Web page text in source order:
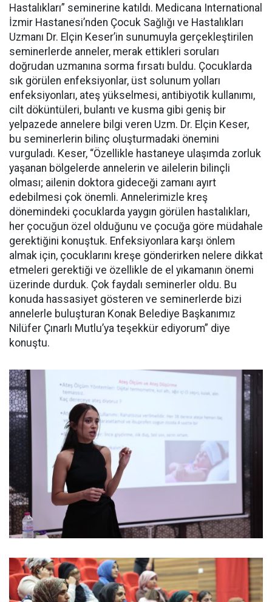
Hastalıkları” seminerine katıldı. Medicana International
İzmir Hastanesi’nden Çocuk Sağlığı ve Hastalıkları
Uzmanı Dr. Elçin Keser’in sunumuyla gerçekleştirilen
seminerlerde anneler, merak ettikleri soruları
doğrudan uzmanına sorma fırsatı buldu. Çocuklarda
sık görülen enfeksiyonlar, üst solunum yolları
enfeksiyonları, ateş yükselmesi, antibiyotik kullanımı,
cilt döküntüleri, bulantı ve kusma gibi geniş bir
yelpazede annelere bilgi veren Uzm. Dr. Elçin Keser,
bu seminerlerin bilinç oluşturmadaki önemini
vurguladı. Keser, “Özellikle hastaneye ulaşımda zorluk
yaşanan bölgelerde annelerin ve ailelerin bilinçli
olması; ailenin doktora gideceği zamanı ayırt
edebilmesi çok önemli. Annelerimizle kreş
dönemindeki çocuklarda yaygın görülen hastalıkları,
her çocuğun özel olduğunu ve çocuğa göre müdahale
gerektiğini konuştuk. Enfeksiyonlara karşı önlem
almak için, çocuklarını kreşe gönderirken nelere dikkat
etmeleri gerektiği ve özellikle de el yıkamanın önemi
üzerinde durduk. Çok faydalı seminerler oldu. Bu
konuda hassasiyet gösteren ve seminerlerde bizi
annelerle buluşturan Konak Belediye Başkanımız
Nilüfer Çınarlı Mutlu’ya teşekkür ediyorum” diye
konuştu.